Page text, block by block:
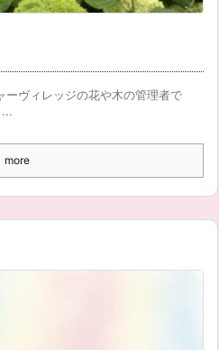
ーヴィレッジの花や木の管理者で
more